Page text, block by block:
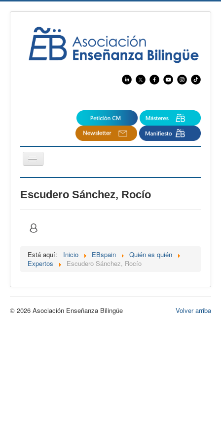
Cambiar
navegación
CertAcleB
Calidad
Artículos
Recursos
Escudero Sánchez, Rocío
Está aquí: Inicio EBspain
Quién es quién
Expertos
Escudero Sánchez, Rocío
Volver arriba
© 2026 Asociación Enseñanza Bilingüe